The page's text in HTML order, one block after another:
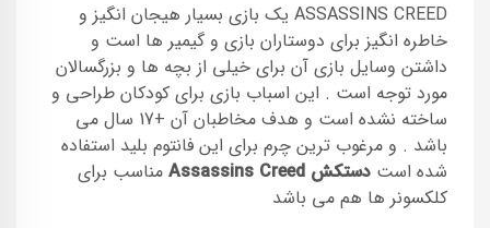
ASSASSINS CREED یک بازی بسیار هیجان انگیز و
خاطره انگیز برای دوستاران بازی و گیمیر ها است و
داشتن وسایل بازی آن برای خیلی از بچه ها و بزرگسالان
مورد توجه است . این اسباب بازی برای کودکان طراحی و
ساخته نشده است و هدف مخاطبان آن +17 سال می
باشد . و مرغوب ترین چرم برای این فانتوم بلید استفاده
شده است دستکش Assassins Creed
مناسب برای
کلکسونر ها هم می باشد